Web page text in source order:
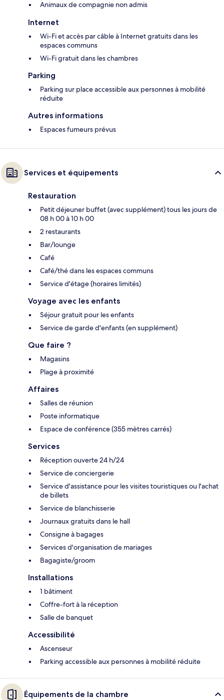
Animaux de compagnie non admis
Internet
Wi-Fi et accès par câble à Internet gratuits dans les
espaces communs
Wi-Fi gratuit dans les chambres
Parking
Parking sur place accessible aux personnes à mobilité
réduite
Autres informations
Espaces fumeurs prévus
Services et équipements
Restauration
Petit déjeuner buffet (avec supplément) tous les jours de
08 h 00 à 10 h 00
2 restaurants
Bar/lounge
Café
Café/thé dans les espaces communs
Service d'étage (horaires limités)
Voyage avec les enfants
Séjour gratuit pour les enfants
Service de garde d'enfants (en supplément)
Que faire ?
Magasins
Plage à proximité
Affaires
Salles de réunion
Poste informatique
Espace de conférence (355 mètres carrés)
Services
Réception ouverte 24 h/24
Service de conciergerie
Service d'assistance pour les visites touristiques ou l'achat
de billets
Service de blanchisserie
Journaux gratuits dans le hall
Consigne à bagages
Services d'organisation de mariages
Bagagiste/groom
Installations
1 bâtiment
Coffre-fort à la réception
Salle de banquet
Accessibilité
Ascenseur
Parking accessible aux personnes à mobilité réduite
Équipements de la chambre